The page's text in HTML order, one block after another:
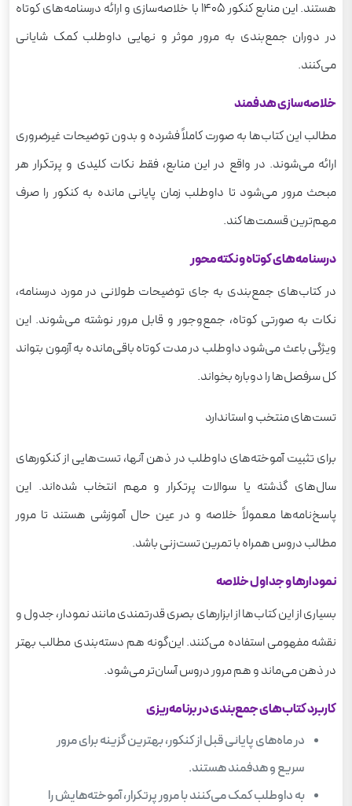
هستند. این منابع کنکور 1405 با خلاصه‌سازی و ارائه درسنامه‌های کوتاه
در دوران جمع‌بندی به مرور موثر و نهایی داوطلب کمک شایانی
می‌کنند.
خلاصه‌سازی هدفمند
مطالب این کتاب‌ها به صورت کاملاً فشرده و بدون توضیحات غیرضروری
ارائه می‌شوند. در واقع در این منابع، فقط نکات کلیدی و پرتکرار هر
مبحث مرور می‌شود تا داوطلب زمان پایانی مانده به کنکور را صرف
مهم‌ترین قسمت‌ها کند.
درسنامه‌های کوتاه و نکته‌محور
در کتاب‌های جمع‌بندی به جای توضیحات طولانی در مورد درسنامه،
نکات به صورتی کوتاه، جمع‌وجور و قابل مرور نوشته می‌شوند. این
ویژگی باعث می‌شود داوطلب در مدت کوتاه باقی‌مانده به آزمون بتواند
کل سرفصل‌ها را دوباره بخواند.
تست‌های منتخب و استاندارد
برای تثبیت آموخته‌های داوطلب در ذهن آنها، تست‌هایی از کنکورهای
سال‌های گذشته یا سوالات پرتکرار و مهم انتخاب شده‌اند. این
پاسخ‌نامه‌ها معمولاً خلاصه و در عین حال آموزشی‌ هستند تا مرور
مطالب دروس همراه با تمرین تست‌زنی باشد.
نمودارها و جداول خلاصه
بسیاری از این کتاب‌ها از ابزارهای بصری قدرتمندی مانند نمودار، جدول و
نقشه‌ مفهومی استفاده می‌کنند. این‌گونه هم دسته‌بندی مطالب بهتر
در ذهن می‌ماند و هم مرور دروس آسان‌تر می‌شود.
کاربرد کتاب‌های جمع‌بندی در برنامه‌ریزی
در ماه‌های پایانی قبل از کنکور، بهترین گزینه برای مرور
سریع و هدفمند هستند.
به داوطلب کمک می‌کنند با مرور پرتکرار، آموخته‌هایش را